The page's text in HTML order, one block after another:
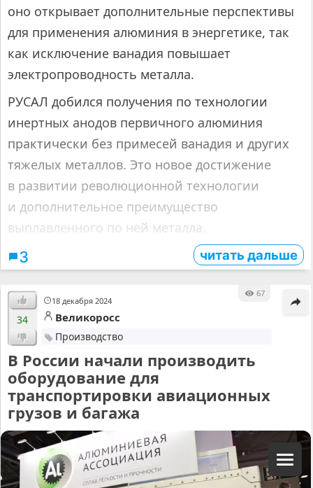
оно открывает дополнительные перспективы
для применения алюминия в энергетике, так
как исключение ванадия повышает
электропроводность металла.
РУСАЛ добился получения по технологии
инертных анодов первичного алюминия
практически без примесей ванадия и других
тяжелых металлов. Это новое достижение
в развитии революционной технологии
и дополнительное преимущество
выплавленного по ней металла.
3 читать дальше
18 декабря 2024
67
34 Великоросс
Производство
В России начали производить
оборудование для
транспортировки авиационных
грузов и багажа